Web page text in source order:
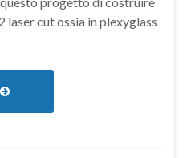
laser cut ossia in plexyglass